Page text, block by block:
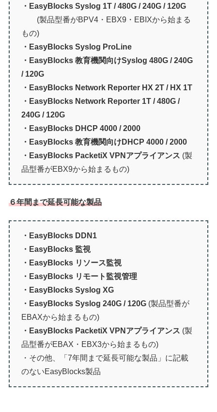
・EasyBlocks Syslog 1T / 480G / 240G / 120G
(製品型番がBPV4・EBX9・EBIXから始まる
もの)
・EasyBlocks Syslog ProLine
・EasyBlocks 教育機関向けSyslog 480G / 240G
/ 120G
・EasyBlocks Network Reporter HX 2T / HX 1T
・EasyBlocks Network Reporter 1T / 480G /
240G / 120G
・EasyBlocks DHCP 4000 / 2000
・EasyBlocks 教育機関向けDHCP 4000 / 2000
・EasyBlocks PacketiX VPNアプライアンス (製
品型番がEBX9から始まるもの)
６年間まで延長可能な製品
・EasyBlocks DDN1
・EasyBlocks 監視
・EasyBlocks リソース監視
・EasyBlocks リモート監視管理
・EasyBlocks Syslog XG
・EasyBlocks Syslog 240G / 120G (製品型番が
EBAXから始まるもの)
・EasyBlocks PacketiX VPNアプライアンス (製
品型番がEBAX・EBX3から始まるもの)
・その他、「7年間まで延長可能な製品」に記載
のないEasyBlocks製品